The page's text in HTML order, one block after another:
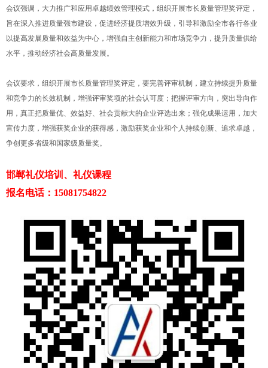
会议强调，大力推广和应用卓越绩效管理模式，组织开展市长质量管理奖评定，
旨在深入推进质量强市建设，促进经济提质增效升级，引导和激励全市各行各业
以提高发展质量和效益为中心，增强自主创新能力和市场竞争力，提升质量供给
水平，推动经济社会高质量发展。
会议要求，组织开展市长质量管理奖评定，要完善评审机制，建立持续提升质量
和竞争力的长效机制，增强评审奖项的社会认可度；把握评审方向，突出导向作
用，真正把质量优、效益好、社会贡献大的企业评选出来；强化成果运用，加大
宣传力度，增强获奖企业的获得感，激励获奖企业和个人持续创新、追求卓越，
争创更多省级和国家级质量奖。
邯郸礼仪培训、礼仪课程
报名电话：15081754822